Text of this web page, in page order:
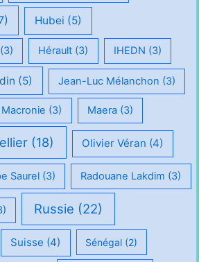
Hubei (5)
(3) Hérault (3) IHEDN (3)
(5) Jean-Luc Mélanchon (3)
Macronie (3) Maera (3)
(18) Olivier Véran (4)
Saurel (3) Radouane Lakdim (3)
Russie (22)
Suisse (4) Sénégal (2)